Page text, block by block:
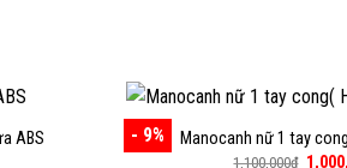
ABS - 9% Manocanh nữ 1 tay
1,100,000₫ Giá